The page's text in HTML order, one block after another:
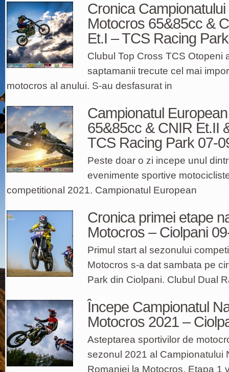
Cronica
Motocros 65&85cc &
Et.I – TCS Racing
Clubul Top Cross TCS Otopeni
saptamanii trecute cel mai
motocros al anului. S-au desfasurat in
Campionatul
65&85cc & CNIR Et.II
TCS Racing Park 07-
Peste doar o zi incepe unul
evenimente sportive
competitional 2021. Campionatul European
Cronica primei etape
Motocros – Ciolpani
Primul start al sezonului
Motocros s-a dat sambata pe
Park din Ciolpani. Clubul Dual
Începe Campionatul
Motocros 2021 –
Asteptarea sportivilor de
sezonul 2021 al Campionatului
Romaniei la Motocros. Etapa 1